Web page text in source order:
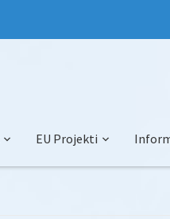
EU Projekti